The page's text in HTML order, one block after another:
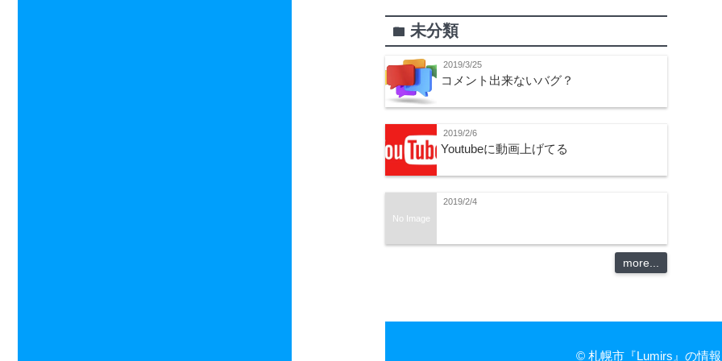
folder 未分類
2019/3/25
コメント出来ないバグ？
2019/2/6
Youtubeに動画上げてる
No Image
2019/2/4
more...
© 札幌市『Lumirs』の情